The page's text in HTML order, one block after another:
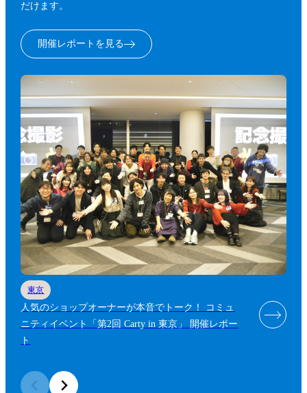
だけます。
開催レポートを見る
東京
人気のショップオーナーが本音でトーク！ コミュ
ニティイベント「第2回 Carty in 東京」 開催レポー
ト